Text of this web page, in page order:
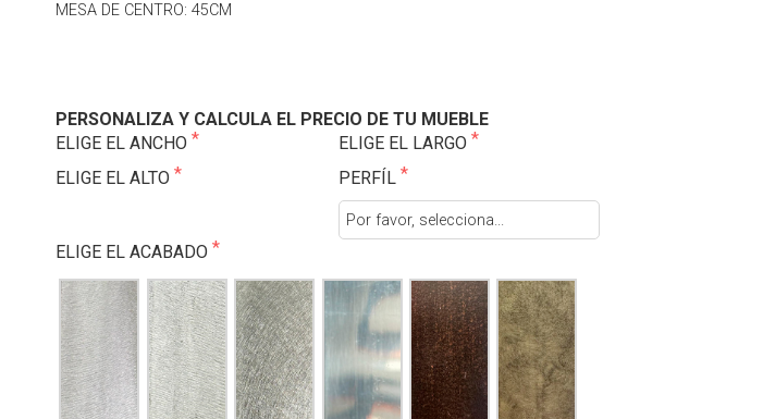
MESA DE CENTRO: 45CM
PERSONALIZA Y CALCULA EL PRECIO DE TU MUEBLE
ELIGE EL ANCHO
ELIGE EL LARGO
ELIGE EL ALTO
PERFÍL
ELIGE EL ACABADO